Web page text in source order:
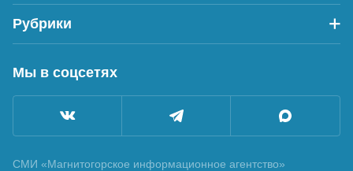
Рубрики
Мы в соцсетях
СМИ «Магнитогорское информационное агентство»